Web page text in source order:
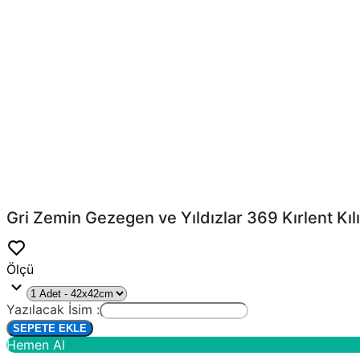
Gri Zemin Gezegen ve Yıldızlar 369 Kırlent
Ölçü
Yazılacak İsim :
SEPETE EKLE
Hemen Al